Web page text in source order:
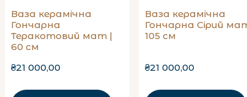
Ваза керамічна
Гончарна
Теракотовий мат |
60 см
₴21 000,00
Ваза керамічна
Гончарна Сірий
105 см
₴21 000,00